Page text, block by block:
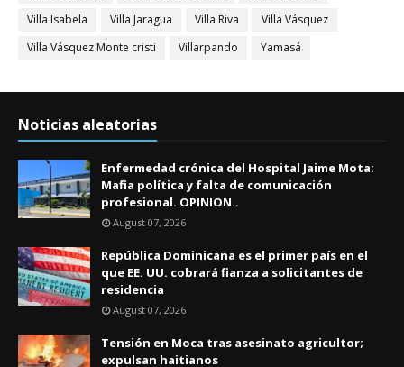
Villa Isabela
Villa Jaragua Villa Riva
Villa Vásquez
Villa Vásquez Monte cristi
Villarpando Yamasá
Noticias aleatorias
Enfermedad crónica del Hospital Jaime Mota:
Mafia política y falta de comunicación
profesional. OPINION..
August 07, 2026
República Dominicana es el primer país en el
que EE. UU. cobrará fianza a solicitantes de
residencia
August 07, 2026
Tensión en Moca tras asesinato agricultor;
expulsan haitianos